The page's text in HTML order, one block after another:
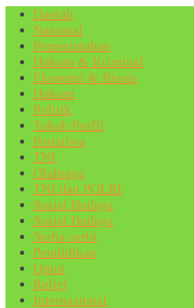
Daerah
Nasional
Pemerintahan
Hukum & Kriminal
Ekonomi & Bisnis
Hukum
Politik
Tokoh Profil
Peristiwa
TNI
Olahraga
TNI dan POLRI
Sosial Budaya
Sosial Budaya
Serba-serbi
Pendidikan
Opini
Religi
Internasional